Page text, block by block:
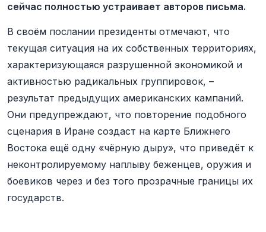
сейчас полностью устраивает авторов письма.
В своём послании президенты отмечают, что
текущая ситуация на их собственных территориях,
характеризующаяся разрушенной экономикой и
активностью радикальных группировок, –
результат предыдущих американских кампаний.
Они предупреждают, что повторение подобного
сценария в Иране создаст на карте Ближнего
Востока ещё одну «чёрную дыру», что приведёт к
неконтролируемому наплыву беженцев, оружия и
боевиков через и без того прозрачные границы их
государств.